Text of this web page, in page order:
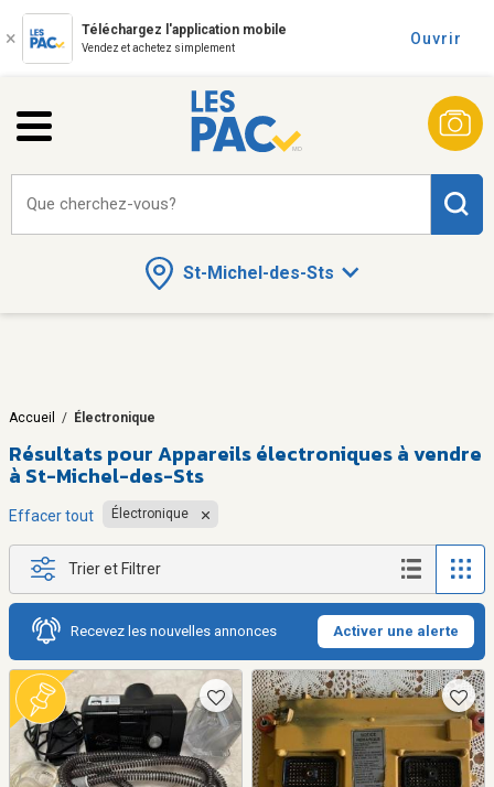
Téléchargez l'application mobile
Vendez et achetez simplement
Ouvrir
St-Michel-des-Sts
Que cherchez-vous?
Accueil / Électronique
Résultats pourAppareils électroniques à vendre
à St-Michel-des-Sts
Effacer tout Électronique
Trier et Filtrer
Recevez les nouvelles annonces Activer une alerte